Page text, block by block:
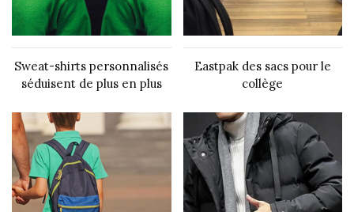
Sweat-shirts personnalisés
séduisent de plus en plus
Eastpak des sacs pour le
collège